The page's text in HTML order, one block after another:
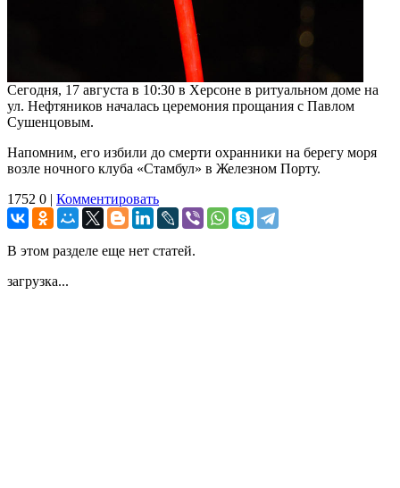
Сегодня, 17 августа в 10:30 в Херсоне в ритуальном доме на
ул. Нефтяников началась церемония прощания с Павлом
Сушенцовым.
Напомним, его избили до смерти охранники на берегу моря
возле ночного клуба «Стамбул» в Железном Порту.
1752 0 | Комментировать
В этом разделе еще нет статей.
загрузка...